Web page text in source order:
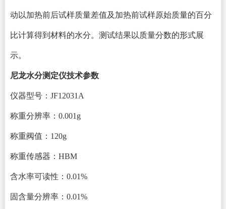
动以加热前后试样质量差值及加热前试样原始质量的百分
比计算得到材料的水分。测试结果以质量分数的形式展
示。
尼龙水分测定仪技术参数
仪器型号： JF12031A
称重分辨率： 0.001g
称重阀值： 120g
称重传感器： HBM
含水率可读性： 0.01%
固含量分辨率： 0.01%